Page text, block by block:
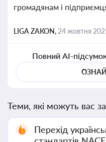
громадянам і
LIGA ZAKON, 24 жовтня
Повний AI-
Теми, які можуть вас
Перехід